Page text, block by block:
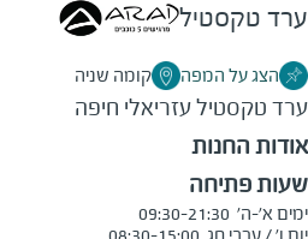
ערד טקסטיל
הצג על המפה קומה שניה
ערד טקסטילעזריאלי חיפה
אודות החנות
שעות פתיחה